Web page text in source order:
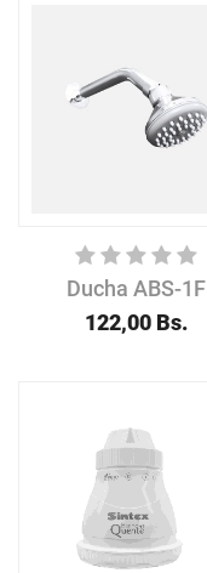
Ducha ABS-1F
122,00Bs.